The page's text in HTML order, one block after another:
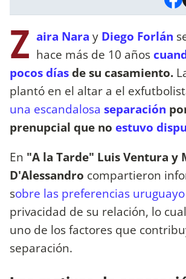
Z aira Nara y Diego Forlán
hace más de 10 años
pocos díasde su casamiento.
plantó en el altar a el
una escandalosa separación
prenupcial que no estuvo
En "A la Tarde" Luis Ventura y
D'Alessandro compartieron
sobre las preferencias uruguayo
privacidad de su relación, lo
uno de los factores que
separación.